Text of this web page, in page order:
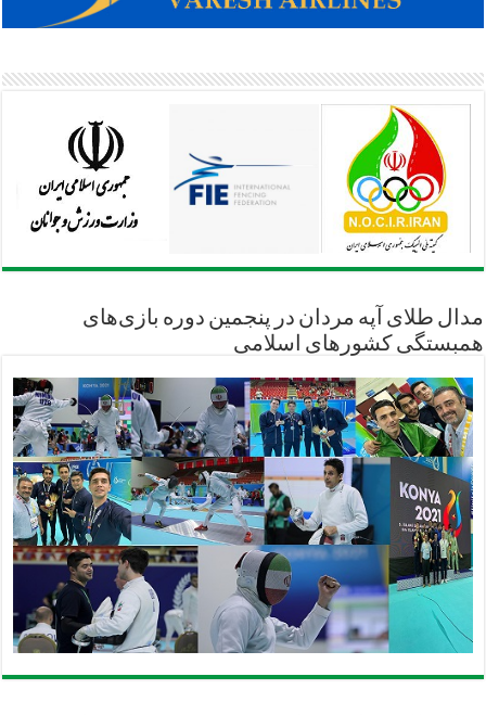
مدال طلای آپه مردان در پنجمین دوره بازی‌های
همبستگی کشورهای اسلامی